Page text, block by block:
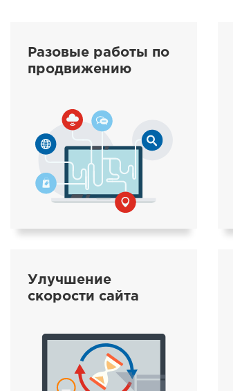
Разовые работы по
продвижению
Улучшение
скорости сайта